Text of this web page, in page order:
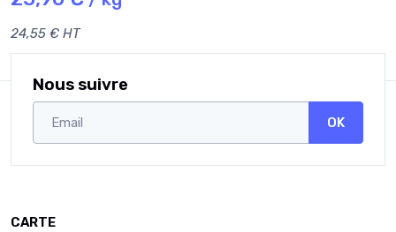
24,55 € HT
Nous suivre
OK
CARTE